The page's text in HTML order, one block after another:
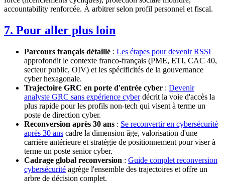
accountability renforcée. À arbitrer selon profil personnel et fiscal.
7. Pour aller plus loin
Parcours français détaillé : Les étapes pour devenir RSSI
approfondit le contexte franco-français (PME, ETI, CAC 40,
secteur public, OIV) et les spécificités de la gouvernance
cyber hexagonale.
Trajectoire GRC en porte d'entrée cyber : Devenir
analyste GRC sans expérience cyberdécrit la voie d'accès la
plus rapide pour les profils non-tech qui visent à terme un
poste de direction cyber.
Reconversion après 30 ans : Se reconvertir en cybersécurité
après 30 ans cadre la dimension âge, valorisation d'une
carrière antérieure et stratégie de positionnement pour viser à
terme un poste senior cyber.
Cadrage global reconversion : Guide complet reconversion
cybersécurité agrège l'ensemble des trajectoires et offre un
arbre de décision complet.